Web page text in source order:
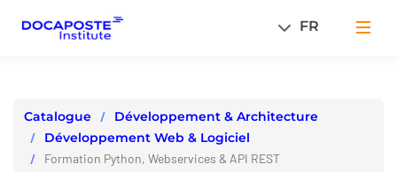
FR
Catalogue
Développement & Architecture
Développement Web & Logiciel
Formation Python, Webservices & API REST